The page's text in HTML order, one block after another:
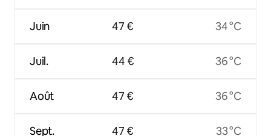
Juin
Juil.
Août
Sept.
47 €
44 €
47 €
47 €
34 °C
36 °C
36 °C
33 °C